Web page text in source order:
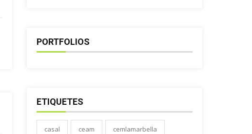
PORTFOLIOS
ETIQUETES
casal ceam cemlamarbella